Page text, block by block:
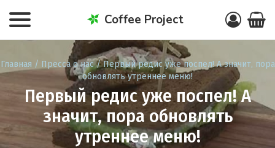
Coffee Project
Главная / Пресса о нас/ Первый редис уже поспел! А значит, пора
обновлять утреннее меню!
Первый редис уже поспел! А
значит, пора обновлять
утреннее меню!